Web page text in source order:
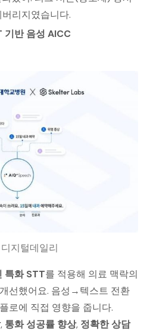
리지였습니다.
기반 음성 AICC
지털데일리
특화 STT를 적용해 의료 맥락의
선했어요. 음성→텍스트 전환
로에 직접 영향을 줍니다.
, 통화 성공률 향상, 정확한 상담